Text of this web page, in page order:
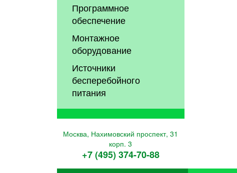
Программное
обеспечение
Монтажное
оборудование
Источники
бесперебойного
питания
Москва, Нахимовский проспект, 31
корп. 3
+7 (495) 374-70-88